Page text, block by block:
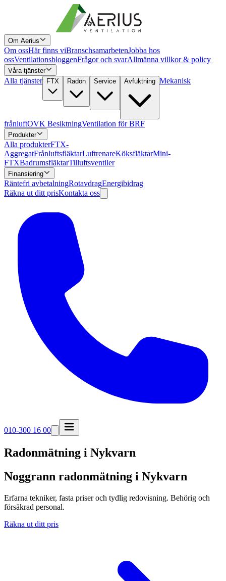
Om Aerius
Om ossHär finns viBranschsamarbetenJobba hos
ossVentilationsbloggenFrågor och svarAllmänna villkor & policy
Våra tjänster
Alla tjänster FTX Radon Service Avfuktning Mekanisk
frånluftOVK BesiktningVentilation för BRF
Produkter
Alla produkterFTX-
AggregatFrånluftsfläktarLuftrenareKöksfläktarMini-
FTXBadrumsfläktarTilluftsventiler
Finansiering
Räntefri avbetalningRotavdragEnergibidrag
Räkna ut ditt prisKontakta oss
010-300 16 00
Radonmätning i Nykvarn
Noggrann radonmätning i Nykvarn
Erfarna tekniker, fasta priser och tydlig redovisning. Behörig och
försäkrad personal.
Räkna ut ditt pris